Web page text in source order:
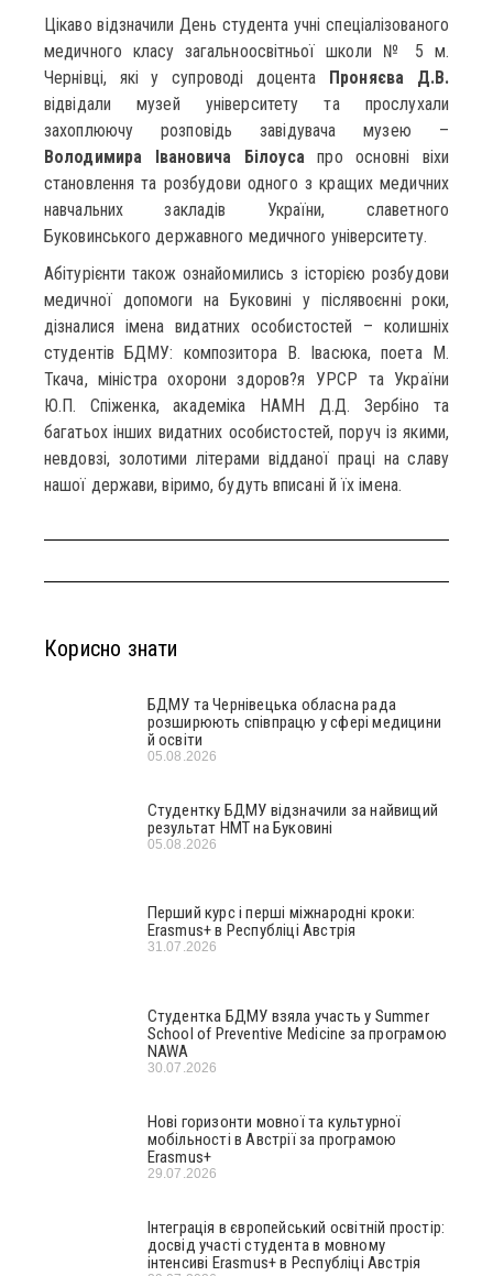
Цікаво відзначили День студента учні спеціалізованого
медичного класу загальноосвітньої школи № 5 м.
Чернівці, які у супроводі доцента Проняєва Д.В.
відвідали музей університету та прослухали
захоплюючу розповідь завідувача музею –
Володимира Івановича Білоуса про основні віхи
становлення та розбудови одного з кращих медичних
навчальних закладів України, славетного
Буковинського державного медичного університету.
Абітурієнти також ознайомились з історією розбудови
медичної допомоги на Буковині у післявоєнні роки,
дізналися імена видатних особистостей – колишніх
студентів БДМУ: композитора В. Івасюка, поета М.
Ткача, міністра охорони здоров?я УРСР та України
Ю.П. Спіженка, академіка НАМН Д.Д. Зербіно та
багатьох інших видатних особистостей, поруч із якими,
невдовзі, золотими літерами відданої праці на славу
нашої держави, віримо, будуть вписані й їх імена.
Корисно знати
БДМУ та Чернівецька обласна рада
розширюють співпрацю у сфері медицини
й освіти
05.08.2026
Студентку БДМУ відзначили за найвищий
результат НМТ на Буковині
05.08.2026
Перший курс і перші міжнародні кроки:
Erasmus+ в Республіці Австрія
31.07.2026
Студентка БДМУ взяла участь у Summer
School of Preventive Medicine за програмою
NAWA
30.07.2026
Нові горизонти мовної та культурної
мобільності в Австрії за програмою
Erasmus+
29.07.2026
Інтеграція в європейський освітній простір:
досвід участі студента в мовному
інтенсиві Erasmus+ в Республіці Австрія